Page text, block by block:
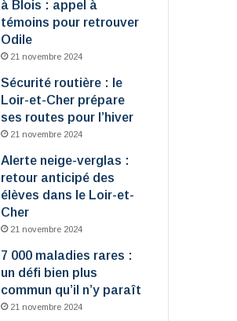
à Blois : appel à
témoins pour retrouver
Odile
21 novembre 2024
Sécurité routière : le
Loir-et-Cher prépare
ses routes pour l’hiver
21 novembre 2024
Alerte neige-verglas :
retour anticipé des
élèves dans le Loir-et-
Cher
21 novembre 2024
7 000 maladies rares :
un défi bien plus
commun qu’il n’y paraît
21 novembre 2024